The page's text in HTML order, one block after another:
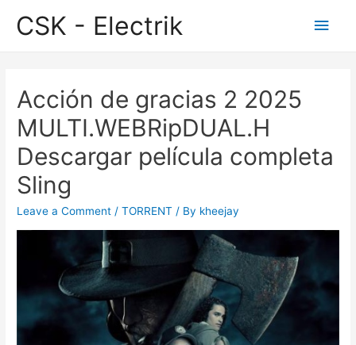
CSK - Electrik
Main
Acción de gracias 2 2025
MULTI.WEBRipDUAL.H
Descargar película completa
Sling
Leave a Comment /TORRENT / By kheejay